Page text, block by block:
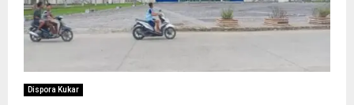
Dispora Kukar